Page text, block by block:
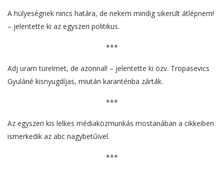
A hülyeségnek nincs határa, de nekem mindig sikerült átlépnem!
– jelentette ki az egyszeri politikus.
***
Adj uram türelmet, de azonnal! – jelentette ki özv. Tropasevics
Gyuláné kisnyugdíjas, miután karanténba zárták.
***
Az egyszeri kis lelkes médiaközmunkás mostanában a cikkeiben
ismerkedik az abc nagybetűivel.
***